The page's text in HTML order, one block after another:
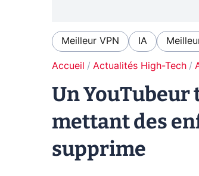
Meilleur VPN IA
Accueil Actualités High-Tech
Un YouTubeur
mettant des
supprime